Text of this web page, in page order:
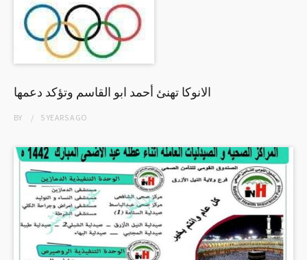
الانوكا تهنئ أحمد ابو القاسم وتؤكد دعمها
BY 5 YEARSAGO